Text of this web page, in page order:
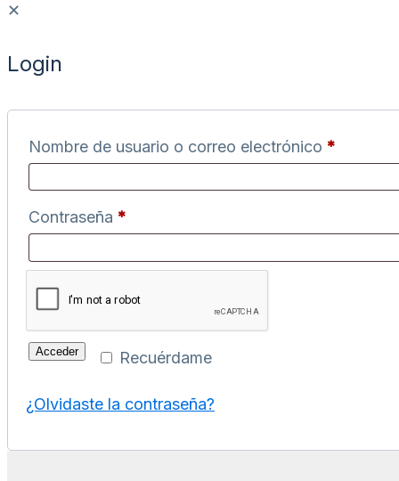
✕
Login
Nombre de usuario o correo electrónico *
Contraseña *
Recuérdame
Acceder
¿Olvidaste la contraseña?